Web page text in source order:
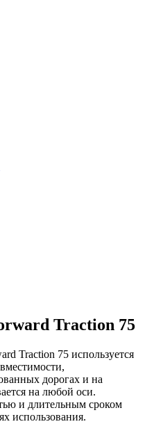
Traction 75
Traction 75 используется
дорогах и на
на любой оси.
и длительным сроком
использования.